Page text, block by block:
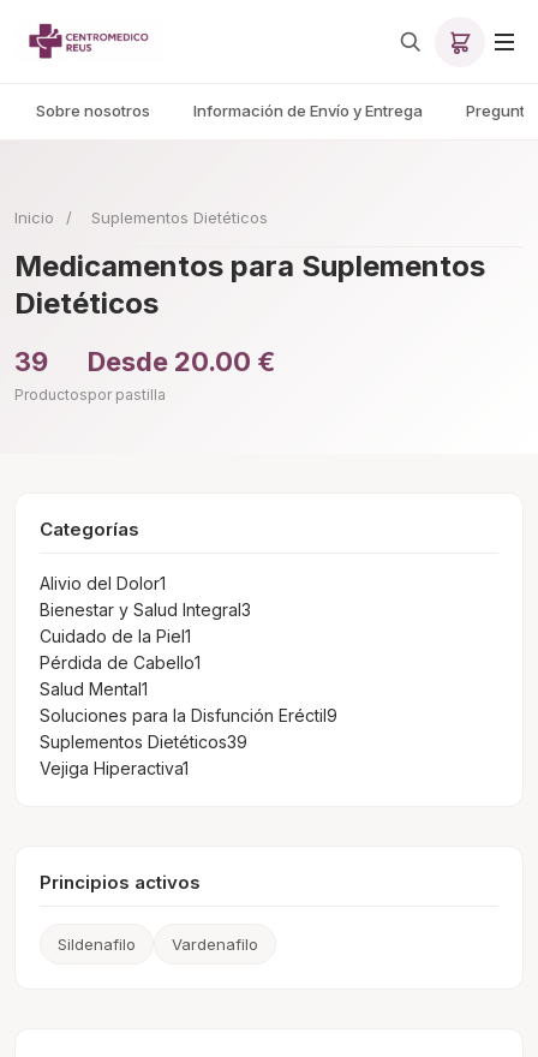
Sobre nosotros Información de Envío y Entrega
Inicio / Suplementos Dietéticos
Medicamentos para Suplementos
Dietéticos
39
Productos
Desde 20.00 €
por pastilla
Categorías
Alivio del Dolor1
Bienestar y Salud Integral3
Cuidado de la Piel1
Pérdida de Cabello1
Salud Mental1
Soluciones para la Disfunción Eréctil9
Suplementos Dietéticos39
Vejiga Hiperactiva1
Principios activos
Sildenafilo Vardenafilo